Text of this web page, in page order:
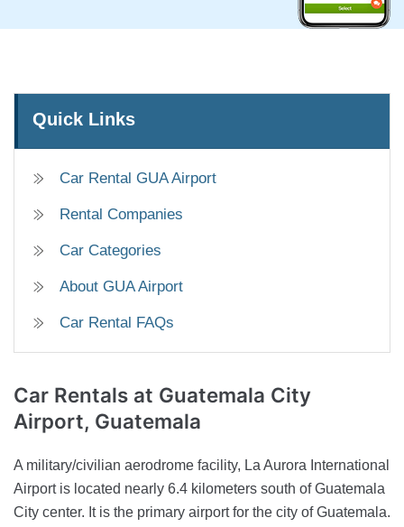
Quick Links
Car Rental GUA Airport
Rental Companies
Car Categories
About GUA Airport
Car Rental FAQs
Car Rentals at Guatemala City
Airport, Guatemala
A military/civilian aerodrome facility, La Aurora International
Airport is located nearly 6.4 kilometers south of Guatemala
City center. It is the primary airport for the city of Guatemala.